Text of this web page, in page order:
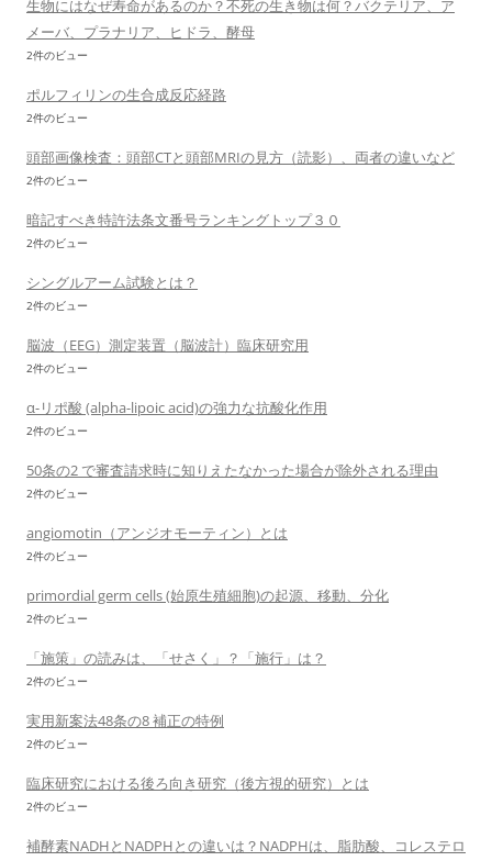
生物にはなぜ寿命があるのか？不死の生き物は何？バクテリア、ア
メーバ、プラナリア、ヒドラ、酵母
2件のビュー
ポルフィリンの生合成反応経路
2件のビュー
頭部画像検査：頭部CTと頭部MRIの見方（読影）、両者の違いなど
2件のビュー
暗記すべき特許法条文番号ランキングトップ３０
2件のビュー
シングルアーム試験とは？
2件のビュー
脳波（EEG）測定装置（脳波計）臨床研究用
2件のビュー
α-リポ酸 (alpha-lipoic acid)の強力な抗酸化作用
2件のビュー
50条の2 で審査請求時に知りえたなかった場合が除外される理由
2件のビュー
angiomotin（アンジオモーティン）とは
2件のビュー
primordial germ cells (始原生殖細胞)の起源、移動、分化
2件のビュー
「施策」の読みは、「せさく」？「施行」は？
2件のビュー
実用新案法48条の8 補正の特例
2件のビュー
臨床研究における後ろ向き研究（後方視的研究）とは
2件のビュー
補酵素NADHとNADPHとの違いは？NADPHは、脂肪酸、コレステロ